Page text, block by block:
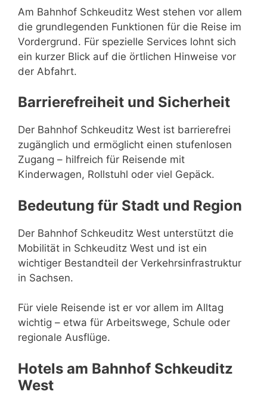
Am Bahnhof Schkeuditz West stehen vor allem
die grundlegenden Funktionen für die Reise im
Vordergrund. Für spezielle Services lohnt sich
ein kurzer Blick auf die örtlichen Hinweise vor
der Abfahrt.
Barrierefreiheit und Sicherheit
Der Bahnhof Schkeuditz West ist barrierefrei
zugänglich und ermöglicht einen stufenlosen
Zugang – hilfreich für Reisende mit
Kinderwagen, Rollstuhl oder viel Gepäck.
Bedeutung für Stadt und Region
Der Bahnhof Schkeuditz West unterstützt die
Mobilität in Schkeuditz West und ist ein
wichtiger Bestandteil der Verkehrsinfrastruktur
in Sachsen.
Für viele Reisende ist er vor allem im Alltag
wichtig – etwa für Arbeitswege, Schule oder
regionale Ausflüge.
Hotels am Bahnhof Schkeuditz
West